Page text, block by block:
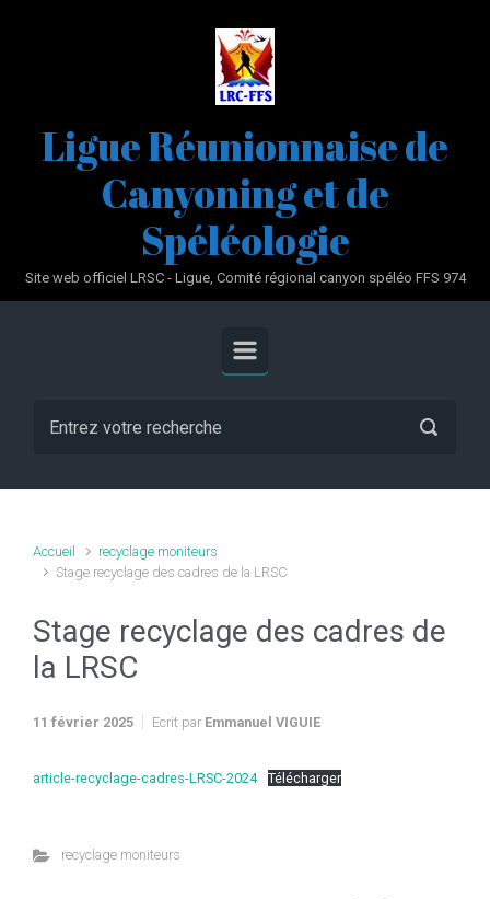
Ligue Réunionnaise de
Canyoning et de
Spéléologie
Site web officiel LRSC - Ligue, Comité régional canyon spéléo FFS 974
Accueil
recyclage moniteurs
Stage recyclage des cadres de la LRSC
Stage recyclage des cadres de
la LRSC
11 février 2025 Ecrit par Emmanuel VIGUIE
article-recyclage-cadres-LRSC-2024 Télécharger
recyclage moniteurs